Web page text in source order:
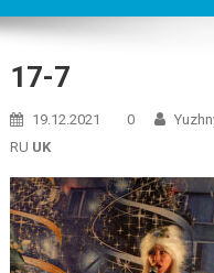
17-7
19.12.2021 0
RU UK